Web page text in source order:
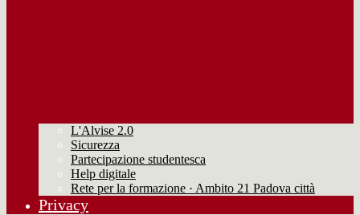
L'Alvise 2.0
Sicurezza
Partecipazione studentesca
Help digitale
Rete per la formazione · Ambito 21 Padova città
Privacy